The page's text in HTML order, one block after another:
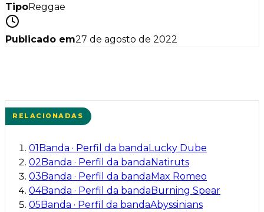
TipoReggae
Publicado em27 de agosto de 2022
RELACIONADAS
01Banda · Perfil da bandaLucky Dube
02Banda · Perfil da bandaNatiruts
03Banda · Perfil da bandaMax Romeo
04Banda · Perfil da bandaBurning Spear
05Banda · Perfil da bandaAbyssinians